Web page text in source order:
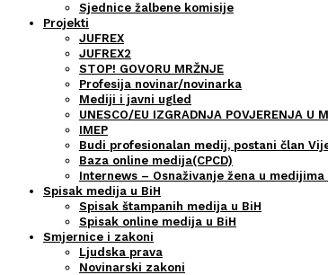
Sjednice žalbene komisije
Projekti
JUFREX
JUFREX2
STOP! GOVORU MRŽNJE
Profesija novinar/novinarka
Mediji i javni ugled
UNESCO/EU IZGRADNJA POVJERENJA U
IMEP
Budi profesionalan medij, postani član
Baza online medija(CPCD)
Internews – Osnaživanje žena u
Spisak medija u BiH
Spisak štampanih medija u BiH
Spisak online medija u BiH
Smjernice i zakoni
Ljudska prava
Novinarski zakoni